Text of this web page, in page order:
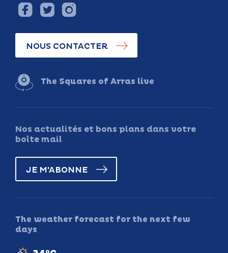
NOUS CONTACTER
The Squares of Arras live
Nos actualités et bons plans dans votre
boîte mail
JE M'ABONNE
The weather forecast for the next few
days